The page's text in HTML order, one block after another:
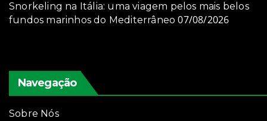
Snorkeling na Itália: uma viagem pelos mais belos
fundos marinhos do Mediterrâneo 07/08/2026
Navegação
Sobre Nós